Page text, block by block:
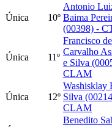
Única 10º
Antonio
Baima
(00398) -
Única 11º
Francisco
Carvalho
e Silva
CLAM
Única 12º
Washisklay
Silva
CLAM
Benedito